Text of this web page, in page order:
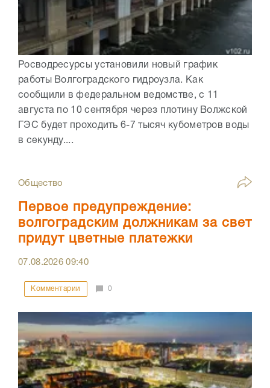
Росводресурсы установили новый график
работы Волгоградского гидроузла. Как
сообщили в федеральном ведомстве, с 11
августа по 10 сентября через плотину Волжской
ГЭС будет проходить 6-7 тысяч кубометров воды
в секунду....
Общество
Первое предупреждение:
волгоградским должникам за свет
придут цветные платежки
07.08.202609:40
Комментарии 0